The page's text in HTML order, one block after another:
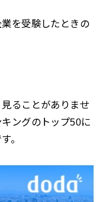
を受験したときの
ることがありませ
ングのトップ50に
。